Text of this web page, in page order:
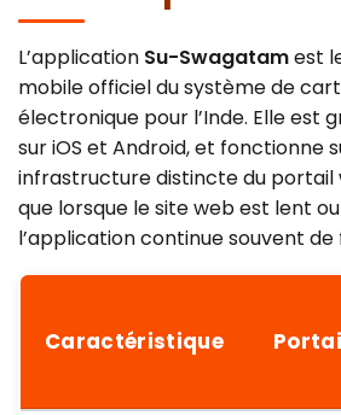
L’application Su-Swagatamest
mobile officiel du système de
électronique pour l’Inde. Elle est
sur iOS et Android, et fonctionne
infrastructure distincte du portail
que lorsque le site web est lent
l’application continue souvent
Caractéristique